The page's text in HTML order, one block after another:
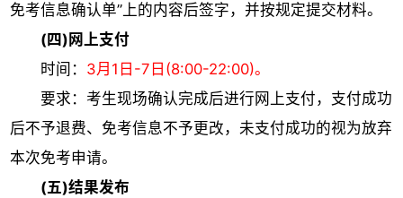
免考信息确认单”上的内容后签字，并按规定提交材料。
(四)网上支付
时间： 3月1日-7日(8:00-22:00)。
要求：考生现场确认完成后进行网上支付，支付成功
后不予退费、免考信息不予更改，未支付成功的视为放弃
本次免考申请。
(五)结果发布